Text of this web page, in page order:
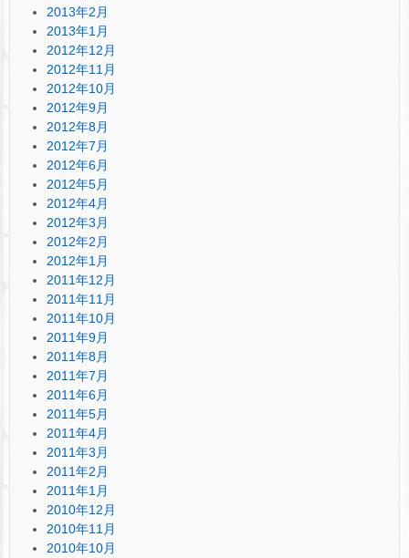
2013年2月
2013年1月
2012年12月
2012年11月
2012年10月
2012年9月
2012年8月
2012年7月
2012年6月
2012年5月
2012年4月
2012年3月
2012年2月
2012年1月
2011年12月
2011年11月
2011年10月
2011年9月
2011年8月
2011年7月
2011年6月
2011年5月
2011年4月
2011年3月
2011年2月
2011年1月
2010年12月
2010年11月
2010年10月